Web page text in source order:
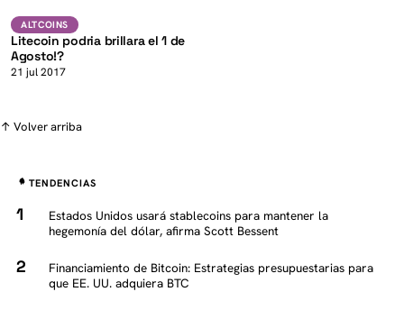
ALTCOINS
ALTCOINS
Litecoin podria brillara el 1 de
Agosto!?
21 jul 2017
↑ Volver arriba
TENDENCIAS
Estados Unidos usará stablecoins para mantener la
hegemonía del dólar, afirma Scott Bessent
Financiamiento de Bitcoin: Estrategias presupuestarias para
que EE. UU. adquiera BTC